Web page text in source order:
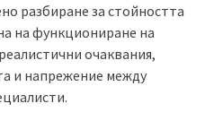
разбиране за стойността
на функциониране на
очаквания,
и напрежение между